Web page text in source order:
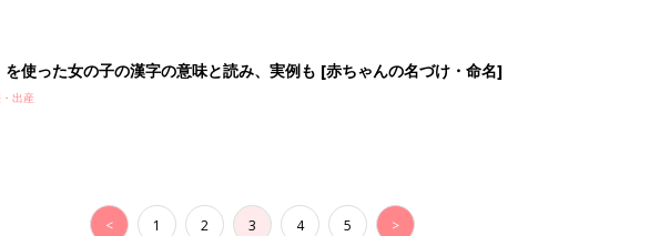
を使った女の子の漢字の意味と読み、実例も [赤ちゃんの名づけ・命名]
出産
< 1 2 3 4 5 >